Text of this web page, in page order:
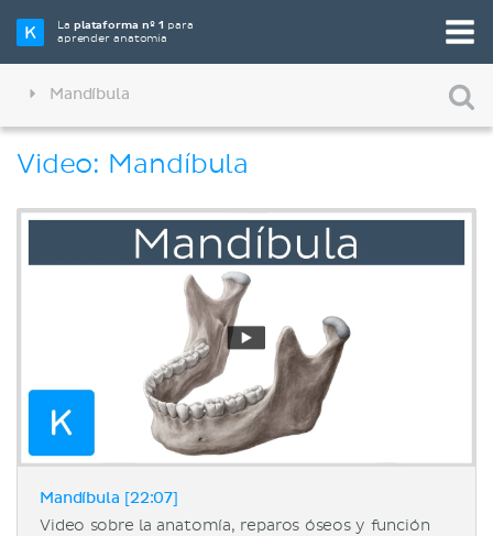
Laplataforma nº 1 para
aprender anatomía
Mandíbula
Video: Mandíbula
Mandíbula [22:07]
Video sobre la anatomía, reparos óseos y función